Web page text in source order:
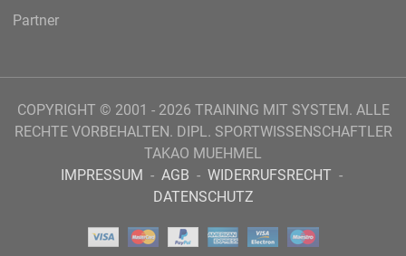
Partner
COPYRIGHT © 2001 - 2026 TRAINING MIT SYSTEM. ALLE
RECHTE VORBEHALTEN. DIPL. SPORTWISSENSCHAFTLER
TAKAO MUEHMEL
IMPRESSUM - AGB - WIDERRUFSRECHT -
DATENSCHUTZ